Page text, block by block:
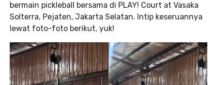
bermain pickleball bersama di PLAY! Court at Vasaka
Solterra, Pejaten, Jakarta Selatan. Intip keseruannya
lewat foto-foto berikut, yuk!